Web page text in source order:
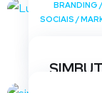
BRANDING /
SOCIAIS /